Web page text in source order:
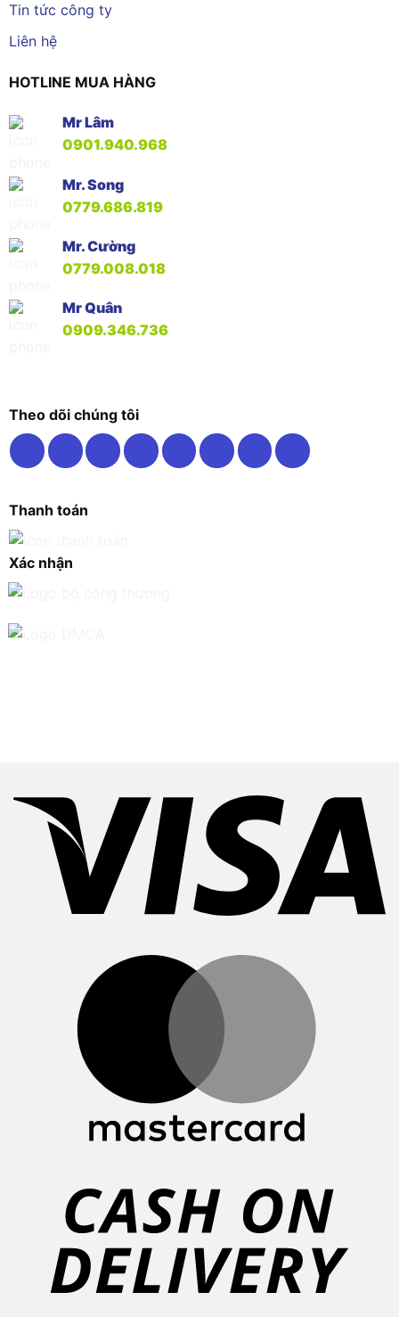
Tin tức công ty
Liên hệ
HOTLINE MUA HÀNG
Mr Lâm
0901.940.968
Mr. Song
0779.686.819
Mr. Cường
0779.008.018
Mr Quân
0909.346.736
Theo dõi chúng tôi
Thanh toán
Xác nhận